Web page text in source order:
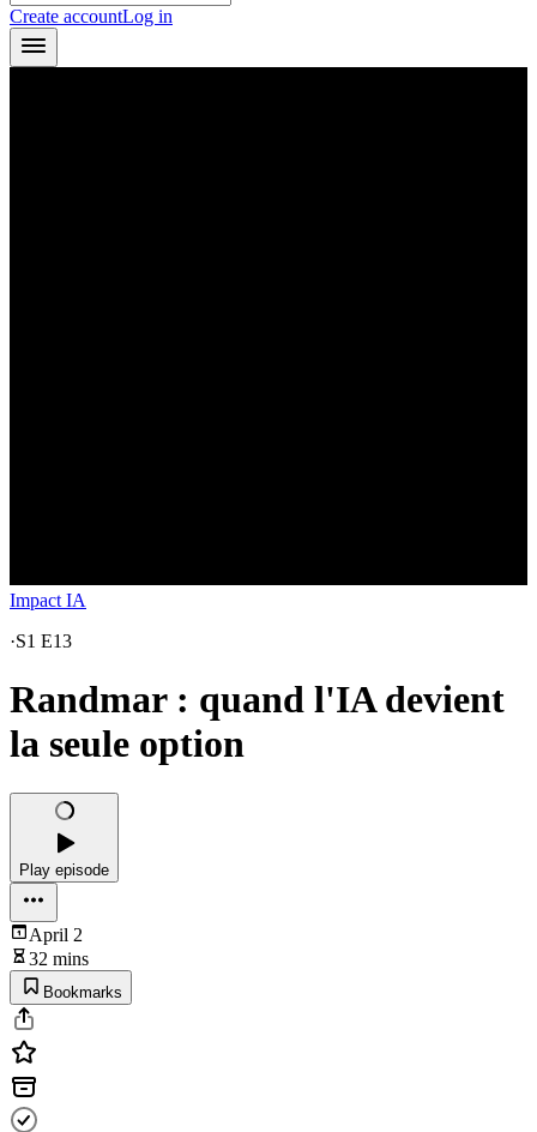
Create accountLog in
Impact IA
·S1 E13
Randmar : quand l'IA devient
la seule option
Play episode
April 2
32 mins
Bookmarks